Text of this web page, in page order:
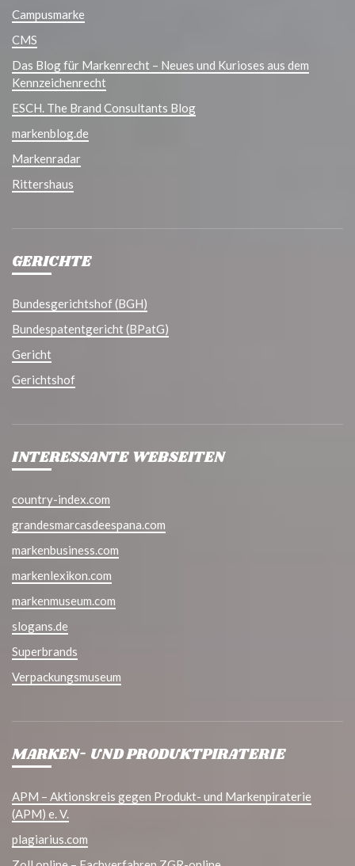
Campusmarke
CMS
Das Blog für Markenrecht – Neues und Kurioses aus dem
Kennzeichenrecht
ESCH. The Brand Consultants Blog
markenblog.de
Markenradar
Rittershaus
GERICHTE
Bundesgerichtshof (BGH)
Bundespatentgericht (BPatG)
Gericht
Gerichtshof
INTERESSANTE WEBSEITEN
country-index.com
grandesmarcasdeespana.com
markenbusiness.com
markenlexikon.com
markenmuseum.com
slogans.de
Superbrands
Verpackungsmuseum
MARKEN- UND PRODUKTPIRATERIE
APM – Aktionskreis gegen Produkt- und Markenpiraterie
(APM) e. V.
plagiarius.com